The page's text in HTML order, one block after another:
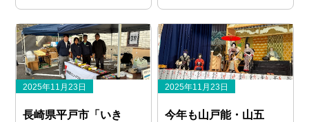
2025年11月23日
長崎県平戸市「いき
2025年11月23日
今年も山戸能・山五